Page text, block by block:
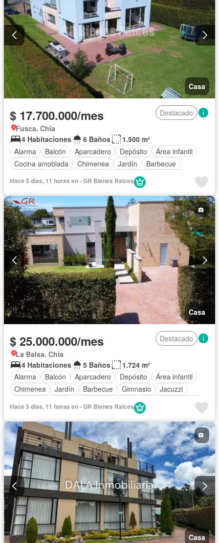
Casa
$ 17.700.000/mes
Destacado
Fusca, Chía
4 Habitaciones
6 Baños
1.500 m²
Alarma
Balcón Aparcadero Depósito
Área infantil
Cocina amoblada
Chimenea Jardín
Barbecue
Vista panorámica
Cuarto de servicio
Piscina
Cancha de tenis
Hace 5 días, 11 horas en - GR Bienes Raices
Casa
$ 25.000.000/mes
Destacado
La Balsa, Chía
4 Habitaciones
5 Baños
1.724 m²
Alarma
Balcón Aparcadero Depósito
Área infantil
Chimenea
Jardín Barbecue Gimnasio
Jacuzzi
Cuarto de servicio
Hace 5 días, 11 horas en - GR Bienes Raices
Casa